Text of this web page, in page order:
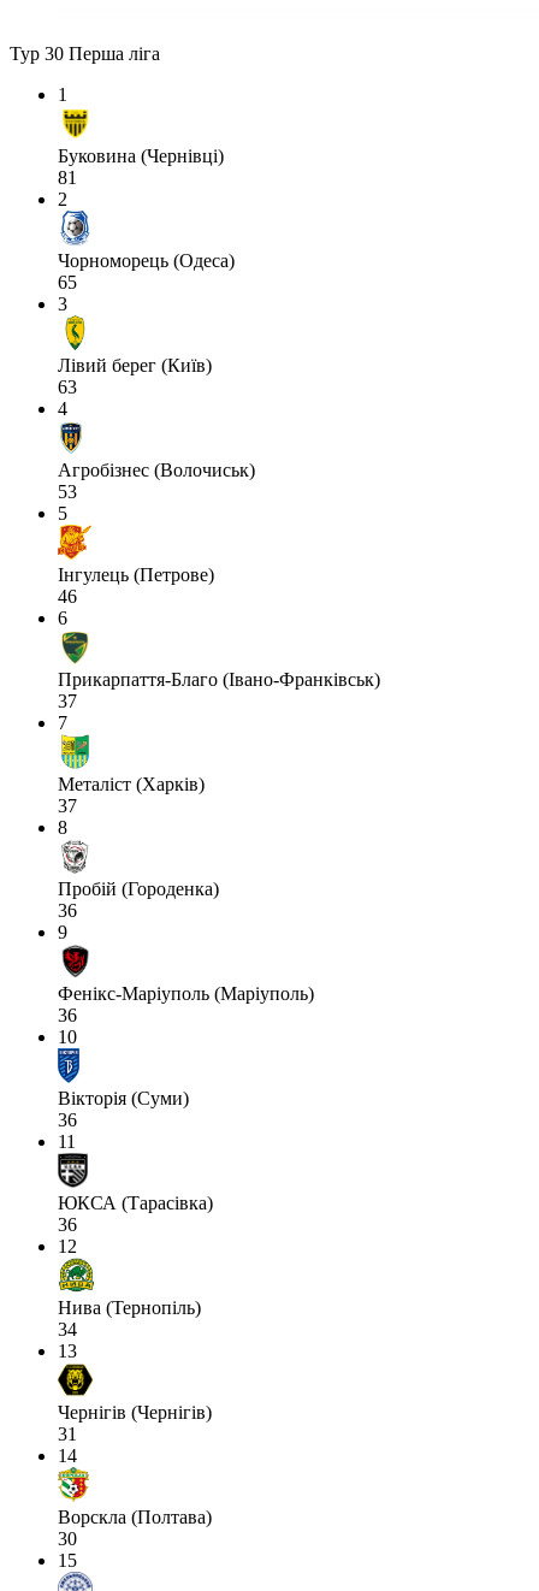
Тур 30 Перша ліга
1
Буковина (Чернівці)
81
2
Чорноморець (Одеса)
65
3
Лівий берег (Київ)
63
4
Агробізнес (Волочиськ)
53
5
Інгулець (Петрове)
46
6
Прикарпаття-Благо (Івано-Франківськ)
37
7
Металіст (Харків)
37
8
Пробій (Городенка)
36
9
Фенікс-Маріуполь (Маріуполь)
36
10
Вікторія (Суми)
36
11
ЮКСА (Тарасівка)
36
12
Нива (Тернопіль)
34
13
Чернігів (Чернігів)
31
14
Ворскла (Полтава)
30
15